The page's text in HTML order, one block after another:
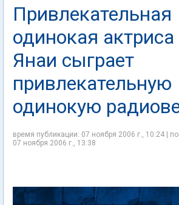
Привлекательная
одинокая
Янаи сыграет
привлекательную
одинокую
время публикации: 07 ноября 2006 г., 10:24 |
07 ноября 2006 г., 13:38